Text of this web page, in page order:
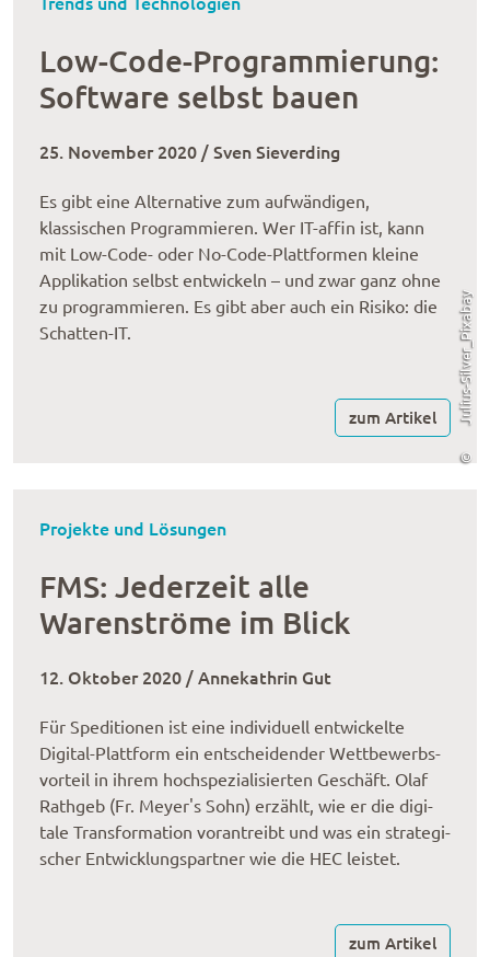
Low-Code-Programmierung:
Software selbst bauen
25. November 2020 / Sven Sieverding
Es gibt eine Alternative zum aufwändigen,
klassischen Programmieren. Wer IT-affin ist, kann
mit Low-Code- oder No-Code-Plattformen kleine
Applikation selbst entwickeln – und zwar ganz ohne
zu programmieren. Es gibt aber auch ein Risiko: die
Schatten-IT.
zum Artikel
©
Julius-Silver_Pixabay
Projekte und Lösungen
FMS: Jederzeit alle
Warenströme im Blick
12. Oktober 2020 / Annekathrin Gut
Für Spedi­tio­nen ist eine individuell entwickelte
Digital-Platt­form ein entschei­den­der Wett­be­werbs­
vor­teil in ihrem hochspezialisierten Geschäft. Olaf
Rathgeb (Fr. Meyer's Sohn) erzählt, wie er die digi­
tale Trans­for­ma­tion voran­treibt und was ein stra­te­gi­
scher Entwicklungspart­ner wie die HEC leistet.
zum Artikel